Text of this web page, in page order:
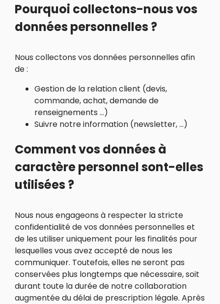
Pourquoi collectons-nous vos
données personnelles ?
Nous collectons vos données personnelles afin
de :
Gestion de la relation client (devis,
commande, achat, demande de
renseignements …)
Suivre notre information (newsletter, …)
Comment vos données à
caractère personnel sont-elles
utilisées ?
Nous nous engageons à respecter la stricte
confidentialité de vos données personnelles et
de les utiliser uniquement pour les finalités pour
lesquelles vous avez accepté de nous les
communiquer. Toutefois, elles ne seront pas
conservées plus longtemps que nécessaire, soit
durant toute la durée de notre collaboration
augmentée du délai de prescription légale. Après